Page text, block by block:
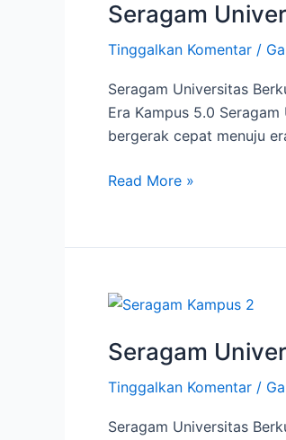
Seragam
Tinggalkan Komentar /
Seragam Universitas
Era Kampus 5.0
bergerak cepat menuju
Berkualitas
Pabrik
Konveksi
di
Semarang
Jaya
Read More »
Seragam
Tinggalkan Komentar /
Seragam Universitas
Seragam
Berkualitas
Pabrik
Konveksi